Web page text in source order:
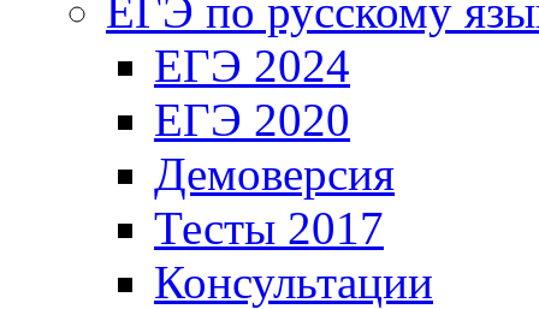
ЕГЭ по русскому
ЕГЭ 2024
ЕГЭ 2020
Демоверсия
Тесты 2017
Консультации